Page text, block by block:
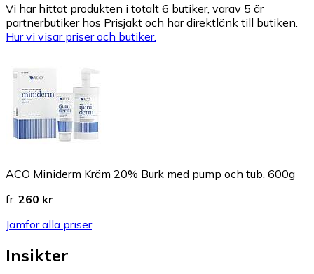
Vi har hittat produkten i totalt 6 butiker, varav 5 är
partnerbutiker hos Prisjakt och har direktlänk till butiken.
Hur vi visar priser och butiker.
ACO Miniderm Kräm 20% Burk med pump och tub, 600g
fr. 260 kr
Jämför alla priser
Insikter